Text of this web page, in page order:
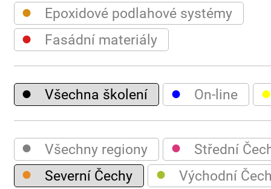
● Epoxidové podlahové systémy
● Fasádní materiály
● Všechna školení ● On-line ●
● Všechny regiony ● Střední
● Severní Čechy ● Východní